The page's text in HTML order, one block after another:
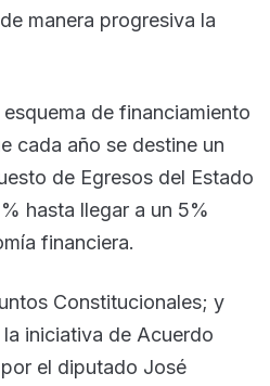
manera progresiva la
de financiamiento
cada año se destine un
de Egresos del Estado
hasta llegar a un 5%
financiera.
Constitucionales; y
iniciativa de Acuerdo
el diputado José